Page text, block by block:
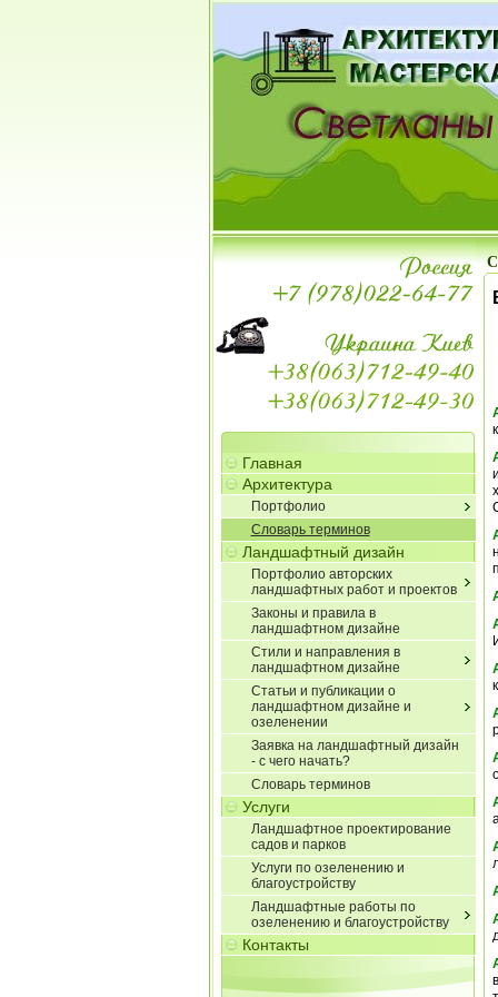
Главная
Архитектура
Портфолио
Словарь терминов
Ландшафтный дизайн
Портфолио авторских
ландшафтных работ и проектов
Законы и правила в
ландшафтном дизайне
Стили и направления в
ландшафтном дизайне
Статьи и публикации о
ландшафтном дизайне и
озеленении
Заявка на ландшафтный дизайн
- с чего начать?
Словарь терминов
Услуги
Ландшафтное проектирование
садов и парков
Услуги по озеленению и
благоустройству
Ландшафтные работы по
озеленению и благоустройству
Контакты